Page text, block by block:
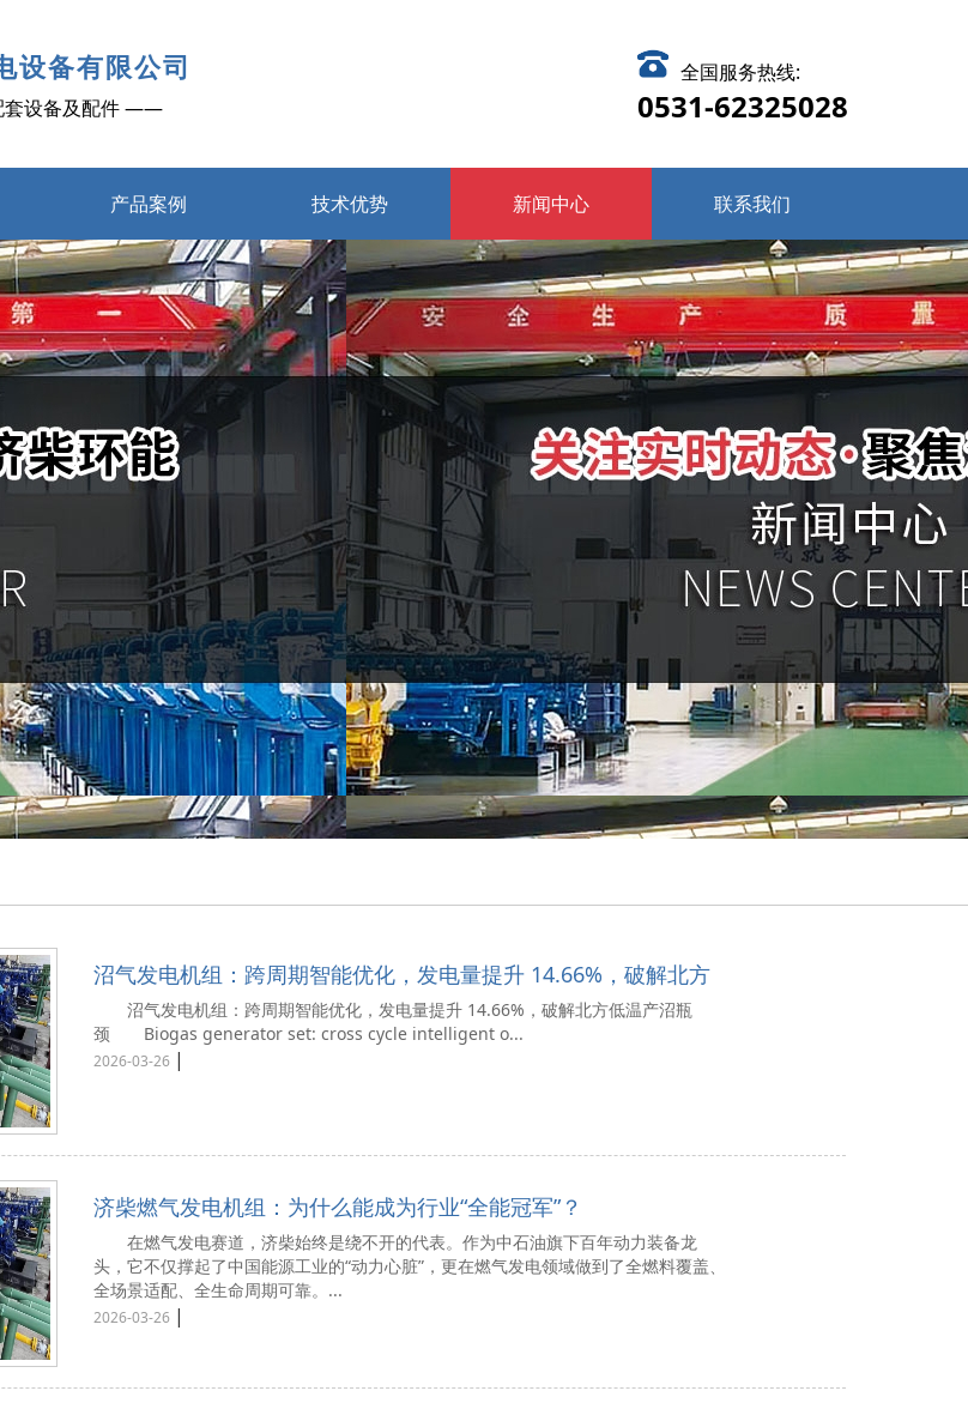
设备有限公司
套设备及配件 ——
全国服务热线:
0531-62325028
产品案例 技术优势 新闻中心 联系我们
沼气发电机组：跨周期智能优化，发电量提升 14.66%，破解北方
低温产沼瓶颈
沼气发电机组：跨周期智能优化，发电量提升 14.66%，破解北方低温产沼瓶
颈 Biogas generator set: cross cycle intelligent o...
2026-03-26 |
济柴燃气发电机组：为什么能成为行业“全能冠军”？
在燃气发电赛道，济柴始终是绕不开的代表。作为中石油旗下百年动力装备龙
头，它不仅撑起了中国能源工业的“动力心脏”，更在燃气发电领域做到了全燃料覆盖、
全场景适配、全生命周期可靠。...
2026-03-26 |